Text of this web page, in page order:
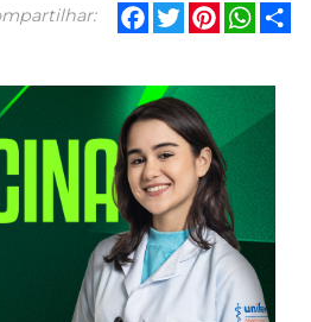
Facebook
TwitterPinterest